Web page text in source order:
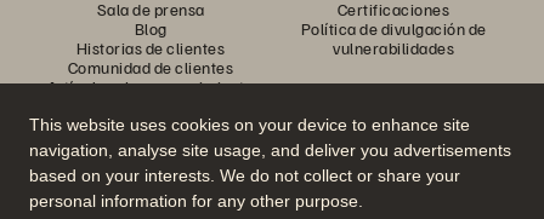
This website uses cookies on your device to enhance site
navigation, analyse site usage, and deliver you advertisements
based on your interests. We do not collect or share your
personal information for any other purpose.
Sala de prensa
Blog
Historias de clientes
Comunidad de clientes
Artículo sobre conocimiento
Certificaciones
Política de divulgación de
vulnerabilidades
Únase a la conversación
Siga todos los canales sociales oficiales de Everpure